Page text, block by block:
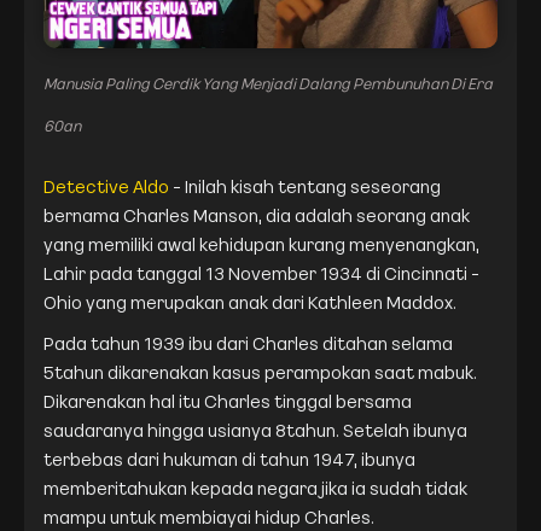
Manusia Paling Cerdik Yang Menjadi Dalang Pembunuhan Di Era
60an
Detective Aldo - Inilah kisah tentang seseorang
bernama Charles Manson, dia adalah seorang anak
yang memiliki awal kehidupan kurang menyenangkan,
Lahir pada tanggal 13 November 1934 di Cincinnati -
Ohio yang merupakan anak dari Kathleen Maddox.
Pada tahun 1939 ibu dari Charles ditahan selama
5tahun dikarenakan kasus perampokan saat mabuk.
Dikarenakan hal itu Charles tinggal bersama
saudaranya hingga usianya 8tahun. Setelah ibunya
terbebas dari hukuman di tahun 1947, ibunya
memberitahukan kepada negara jika ia sudah tidak
mampu untuk membiayai hidup Charles.